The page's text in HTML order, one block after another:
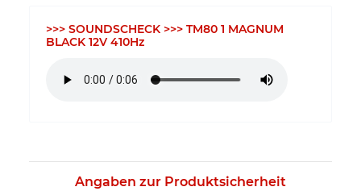
>>> SOUNDSCHECK >>> TM80 1 MAGNUM
BLACK 12V 410Hz
Angaben zur Produktsicherheit